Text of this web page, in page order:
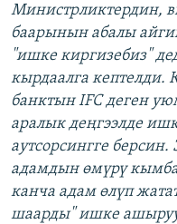
Министрликтердин,
баарынын абалы
"ишке киргизебиз"
кырдаалга кептелди.
банктын IFC деген
аралык деңгээлде
аутсорсингге
адамдын өмүрү
канча адам өлүп
шаарды" ишке